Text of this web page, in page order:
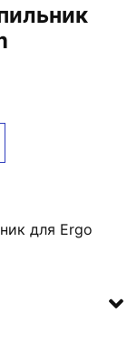
для Ergo